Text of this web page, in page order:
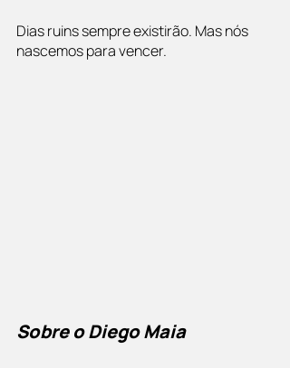
Dias ruins sempre existirão. Mas nós
nascemos para vencer.
Sobre o Diego Maia